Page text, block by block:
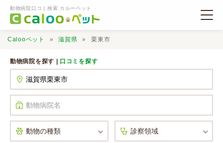
動物病院口コミ検索 カルーペット
口コミ検索
Calooペット 滋賀県 栗東市
動物病院を探す | 口コミを探す